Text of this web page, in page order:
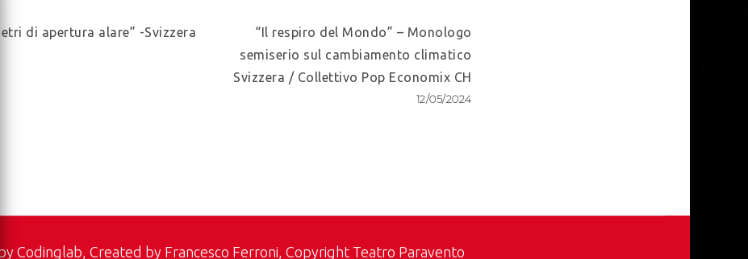
di apertura alare” -Svizzera
“Il respiro del Mondo” – Monologo
semiserio sul cambiamento climatico
Svizzera / Collettivo Pop Economix CH
12/05/2024
Codinglab, Created by Francesco Ferroni, Copyright Teatro Paravento